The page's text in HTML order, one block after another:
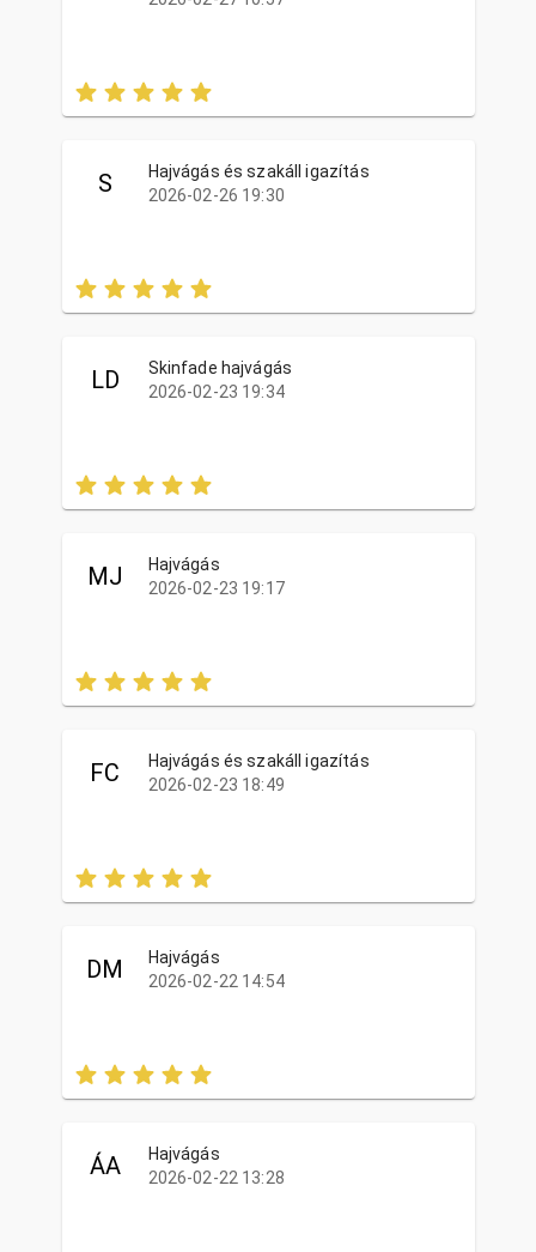
S
Hajvágás és szakáll igazítás
2026-02-26 19:30
LD
Skinfade hajvágás
2026-02-23 19:34
MJ
Hajvágás
2026-02-23 19:17
FC
Hajvágás és szakáll igazítás
2026-02-23 18:49
DM
Hajvágás
2026-02-22 14:54
ÁA
Hajvágás
2026-02-22 13:28